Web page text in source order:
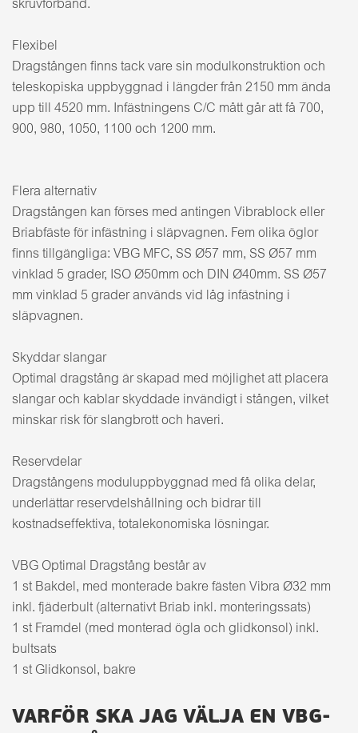
skruvförband.
Flexibel
Dragstången finns tack vare sin modulkonstruktion och
teleskopiska uppbyggnad i längder från 2150 mm ända
upp till 4520 mm. Infästningens C/C mått går att få 700,
900, 980, 1050, 1100 och 1200 mm.
Flera alternativ
Dragstången kan förses med antingen Vibrablock eller
Briabfäste för infästning i släpvagnen. Fem olika öglor
finns tillgängliga: VBG MFC, SS Ø57 mm, SS Ø57 mm
vinklad 5 grader, ISO Ø50mm och DIN Ø40mm. SS Ø57
mm vinklad 5 grader används vid låg infästning i
släpvagnen.
Skyddar slangar
Optimal dragstång är skapad med möjlighet att placera
slangar och kablar skyddade invändigt i stången, vilket
minskar risk för slangbrott och haveri.
Reservdelar
Dragstångens moduluppbyggnad med få olika delar,
underlättar reservdelshållning och bidrar till
kostnadseffektiva, totalekonomiska lösningar.
VBG Optimal Dragstång består av
1 st Bakdel, med monterade bakre fästen Vibra Ø32 mm
inkl. fjäderbult (alternativt Briab inkl. monteringssats)
1 st Framdel (med monterad ögla och glidkonsol) inkl.
bultsats
1 st Glidkonsol, bakre
VARFÖR SKA JAG VÄLJA EN VBG-